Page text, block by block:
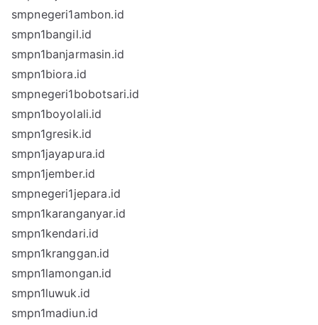
smpnegeri1ambon.id
smpn1bangil.id
smpn1banjarmasin.id
smpn1biora.id
smpnegeri1bobotsari.id
smpn1boyolali.id
smpn1gresik.id
smpn1jayapura.id
smpn1jember.id
smpnegeri1jepara.id
smpn1karanganyar.id
smpn1kendari.id
smpn1kranggan.id
smpn1lamongan.id
smpn1luwuk.id
smpn1madiun.id